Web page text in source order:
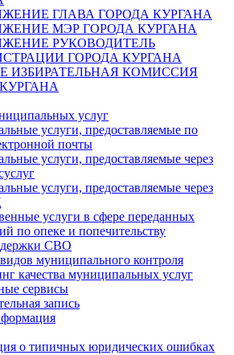
ГЛАВА ГОРОДА КУРГАНА
МЭР ГОРОДА КУРГАНА
РУКОВОДИТЕЛЬ
ГОРОДА КУРГАНА
ИЗБИРАТЕЛЬНАЯ КОМИССИЯ
услуг
услуги, предоставляемые по
почты
услуги, предоставляемые через
услуги, предоставляемые через
услуги в сфере переданных
по опеке и попечительству
СВО
муниципального контроля
качества муниципальных услуг
сервисы
запись
о типичных юридических ошибках